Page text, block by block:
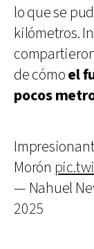
lo que se
kilómetros.
de cómoel
pocos
Morón
— Nahuel
2025